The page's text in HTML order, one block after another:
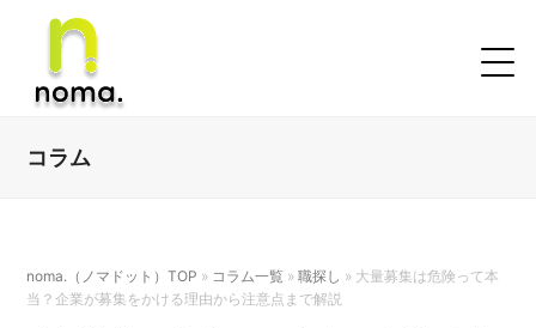
コラム
noma.（ノマドット）TOP » コラム一覧 »職探し » 大量募集は危険って本
当？企業が募集をかける理由から注意点まで解説